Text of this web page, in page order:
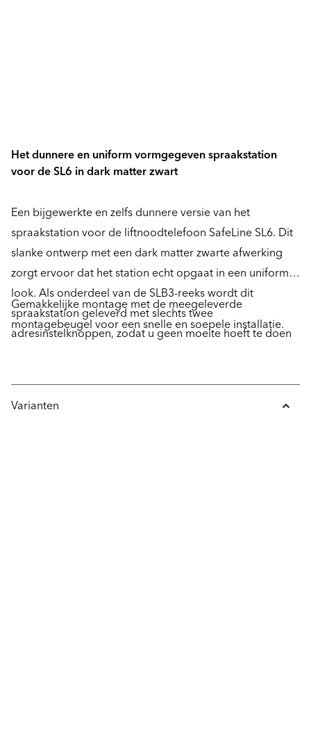
Het dunnere en uniform vormgegeven spraakstation
voor de SL6 in dark matter zwart
Een bijgewerkte en zelfs dunnere versie van het
spraakstation voor de liftnoodtelefoon SafeLine SL6. Dit
slanke ontwerp met een dark matter zwarte afwerking
zorgt ervoor dat het station echt opgaat in een uniforme
look. Als onderdeel van de SLB3-reeks wordt dit
spraakstation geleverd met slechts twee
adresinstelknoppen, zodat u geen moeite hoeft te doen
Gemakkelijke montage met de meegeleverde
montagebeugel voor een snelle en soepele installatie.
Varianten